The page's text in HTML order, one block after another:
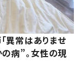
異常はありませ
病”。女性の現